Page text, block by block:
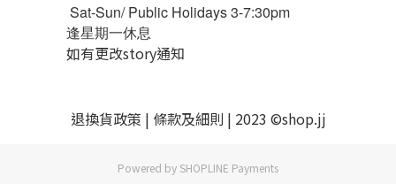
Sat-Sun/ Public Holidays 3-7:30pm
逢星期一休息
如有更改story通知
退換貨政策 | 條款及細則 | 2023 ©shop.jj
Powered by SHOPLINE Payments